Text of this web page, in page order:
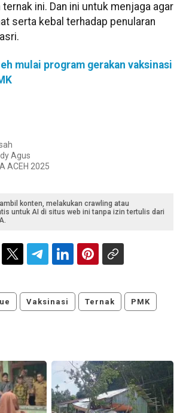
ini. Dan ini untuk menjaga agar
serta kebal terhadap penularan
mulai program gerakan vaksinasi
Agus
ACEH 2025
konten, melakukan crawling atau
untuk AI di situs web ini tanpa izin tertulis dari
Vaksinasi Ternak PMK